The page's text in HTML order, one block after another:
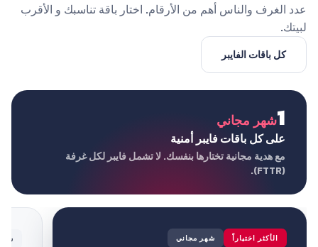
عدد الغرف والناس أهم من الأرقام. اختار باقة تناسبك و الأقرب
لبيتك.
كل باقات الفايبر
1شهر مجاني
على كل باقات فايبر أمنية
مع هدية مجانية تختارها بنفسك. لا تشمل فايبر لكل غرفة
(FTTR).
الأكثر اختياراً شهر مجاني